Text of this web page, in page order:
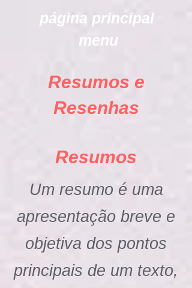
página principal
menu
Resumos e
Resenhas
Resumos
Um resumo é uma
apresentação breve e
objetiva dos pontos
principais de um texto,